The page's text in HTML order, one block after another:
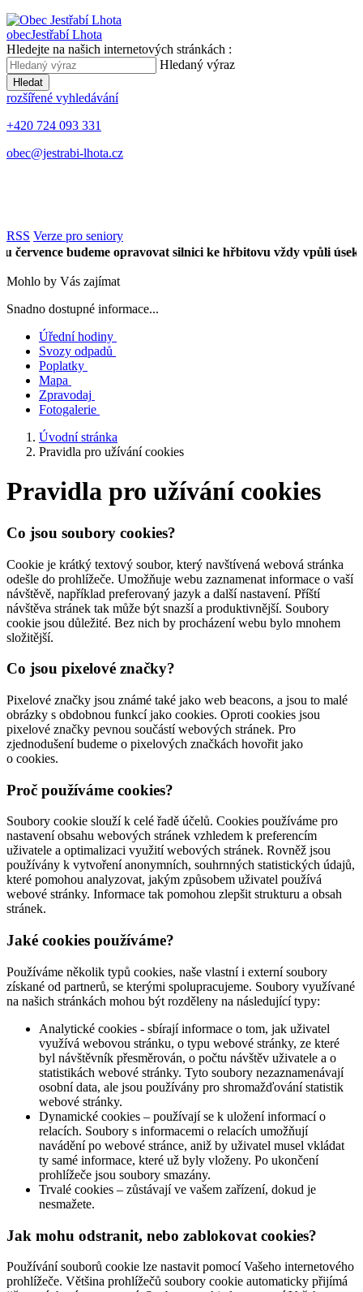
obecJestřabí Lhota
Hledejte na našich internetových stránkách :
Hledaný výraz
Hledat
rozšířené vyhledávání
+420 724 093 331
obec@jestrabi-lhota.cz
RSS Verze pro seniory
budeme opravovat silnici ke hřbitovu vždy vpůli úseku.
Mohlo by Vás zajímat
Snadno dostupné informace...
Úřední hodiny
Svozy odpadů
Poplatky
Mapa
Zpravodaj
Fotogalerie
Úvodní stránka
Pravidla pro užívání cookies
Pravidla pro užívání cookies
Co jsou soubory cookies?
Cookie je krátký textový soubor, který navštívená webová stránka
odešle do prohlížeče. Umožňuje webu zaznamenat informace o vaší
návštěvě, například preferovaný jazyk a další nastavení. Příští
návštěva stránek tak může být snazší a produktivnější. Soubory
cookie jsou důležité. Bez nich by procházení webu bylo mnohem
složitější.
Co jsou pixelové značky?
Pixelové značky jsou známé také jako web beacons, a jsou to malé
obrázky s obdobnou funkcí jako cookies. Oproti cookies jsou
pixelové značky pevnou součástí webových stránek. Pro
zjednodušení budeme o pixelových značkách hovořit jako
o cookies.
Proč používáme cookies?
Soubory cookie slouží k celé řadě účelů. Cookies používáme pro
nastavení obsahu webových stránek vzhledem k preferencím
uživatele a optimalizaci využití webových stránek. Rovněž jsou
používány k vytvoření anonymních, souhrnných statistických údajů,
které pomohou analyzovat, jakým způsobem uživatel používá
webové stránky. Informace tak pomohou zlepšit strukturu a obsah
stránek.
Jaké cookies používáme?
Používáme několik typů cookies, naše vlastní i externí soubory
získané od partnerů, se kterými spolupracujeme. Soubory využívané
na našich stránkách mohou být rozděleny na následující typy:
Analytické cookies - sbírají informace o tom, jak uživatel
využívá webovou stránku, o typu webové stránky, ze které
byl návštěvník přesměrován, o počtu návštěv uživatele a o
statistikách webové stránky. Tyto soubory nezaznamenávají
osobní data, ale jsou používány pro shromažďování statistik
webové stránky.
Dynamické cookies – používají se k uložení informací o
relacích. Soubory s informacemi o relacích umožňují
navádění po webové stránce, aniž by uživatel musel vkládat
ty samé informace, které už byly vloženy. Po ukončení
prohlížeče jsou soubory smazány.
Trvalé cookies – zůstávají ve vašem zařízení, dokud je
nesmažete.
Jak mohu odstranit, nebo zablokovat cookies?
Používání souborů cookie lze nastavit pomocí Vašeho internetového
prohlížeče. Většina prohlížečů soubory cookie automaticky přijímá